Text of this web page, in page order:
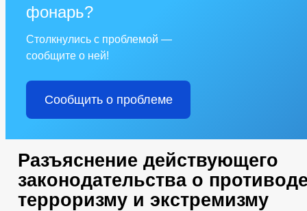
фонарь?
Столкнулись с проблемой —
сообщите о ней!
Сообщить о проблеме
Разъяснение действующего
законодательства о
терроризму и экстремизму